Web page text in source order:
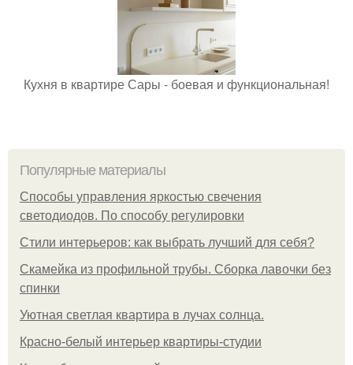
Кухня в квартире Сары - боевая и функциональная!
Популярные материалы
Способы управления яркостью свечения
светодиодов. По способу регулировки
Стили интерьеров: как выбрать лучший для себя?
Скамейка из профильной трубы. Сборка лавочки без
спинки
Уютная светлая квартира в лучах солнца.
Красно-белый интерьер квартиры-студии